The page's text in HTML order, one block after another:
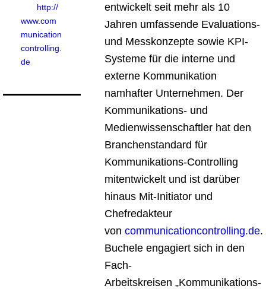
http://
www.com
munication
controlling.
de
entwickelt seit mehr als 10
Jahren umfassende Evaluations-
und Messkonzepte sowie KPI-
Systeme für die interne und
externe Kommunikation
namhafter Unternehmen. Der
Kommunikations- und
Medienwissenschaftler hat den
Branchenstandard für
Kommunikations-Controlling
mitentwickelt und ist darüber
hinaus Mit-Initiator und
Chefredakteur
voncommunicationcontrolling.de.
Buchele engagiert sich in den
Fach-
Arbeitskreisen „Kommunikations-